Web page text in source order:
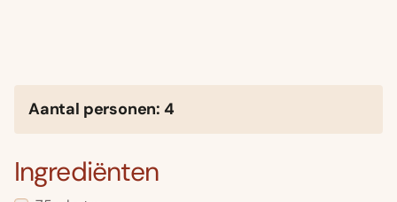
Aantal personen: 4
Ingrediënten